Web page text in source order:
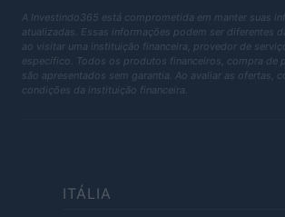
A Investindo365 está comprometida em manter suas
atualizadas. Essas informações podem ser diferentes
ao visitar uma instituição financeira, provedor de
específico. Todos os produtos financeiros, compra de
são apresentados sem garantia. Ao avaliar as ofertas,
condições da instituição financeira.
ITÁLIA